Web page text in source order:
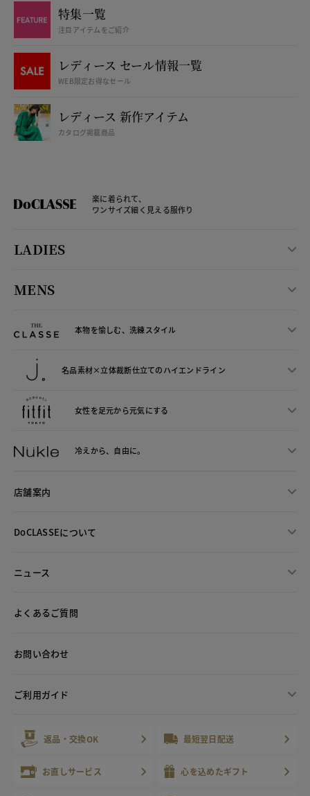
特集一覧
注目アイテムをご紹介
レディース セール情報一覧
WEB限定お得なセール
レディース 新作アイテム
カタログ掲載商品
楽に着られて、
ワンサイズ細く見える服作り
LADIES
MENS
本物を愉しむ、洗練スタイル
名品素材×立体裁断仕立てのハイエンドライン
女性を足元から元気にする
冷えから、 自由に。
店舗案内
DoCLASSEについて
ニュース
よくあるご質問
お問い合わせ
ご利用ガイド
返品・交換OK 最短翌日配送
お直しサービス 心を込めたギフト